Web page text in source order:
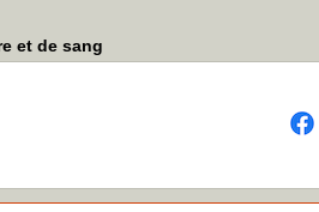
et de sang